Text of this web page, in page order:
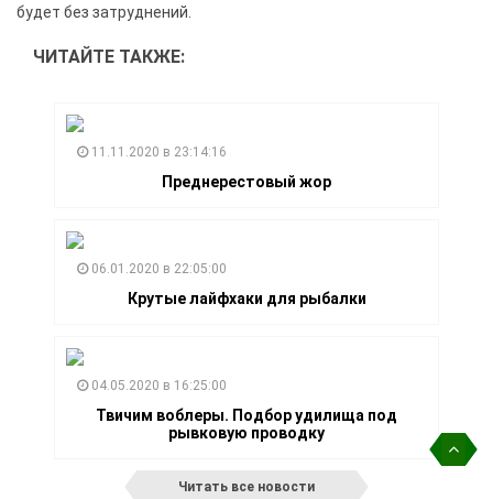
будет без затруднений.
ЧИТАЙТЕ ТАКЖЕ:
11.11.2020 в 23:14:16
Преднерестовый жор
06.01.2020 в 22:05:00
Крутые лайфхаки для рыбалки
04.05.2020 в 16:25:00
Твичим воблеры. Подбор удилища под
рывковую проводку
Читать все новости